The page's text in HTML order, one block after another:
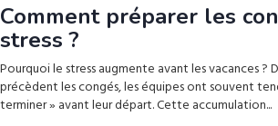
Comment préparer les
stress ?
Pourquoi le stress augmente avant les vacances ?
précèdent les congés, les équipes ont souvent
terminer » avant leur départ. Cette accumulation...